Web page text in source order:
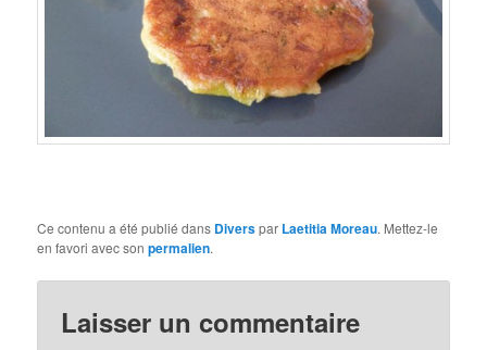
Ce contenu a été publié dans Diverspar Laetitia Moreau. Mettez-le
en favori avec sonpermalien.
Laisser un commentaire